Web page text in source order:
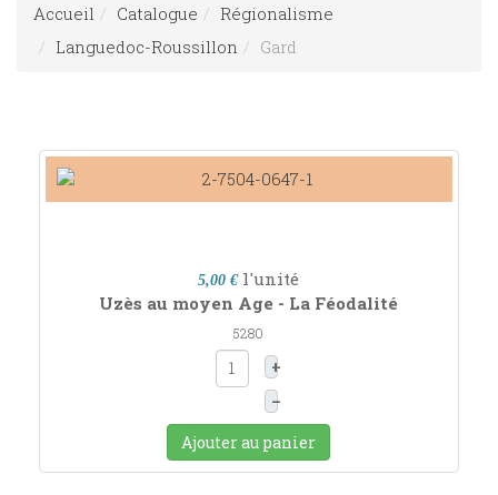
Accueil Catalogue
Régionalisme
Languedoc-Roussillon
Gard
5,00 € l'unité
Uzès au moyen Age - La Féodalité
5280
+
–
Ajouter au panier